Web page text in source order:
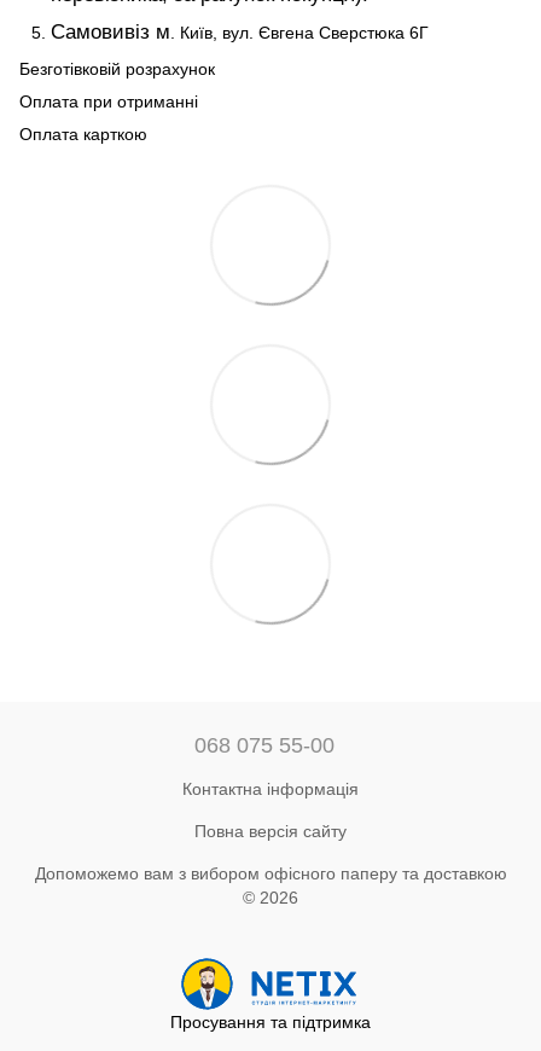
Самовивіз м . Київ, вул. Євгена Сверстюка 6Г
Безготівковій розрахунок
Оплата при отриманні
Оплата карткою
068 075 55-00
Контактна інформація
Повна версія сайту
Допоможемо вам з вибором офісного паперу та доставкою
© 2026
Просування та підтримка